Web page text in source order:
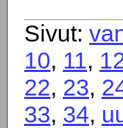
Sivut:
10, 11,
22, 23,
33, 34,